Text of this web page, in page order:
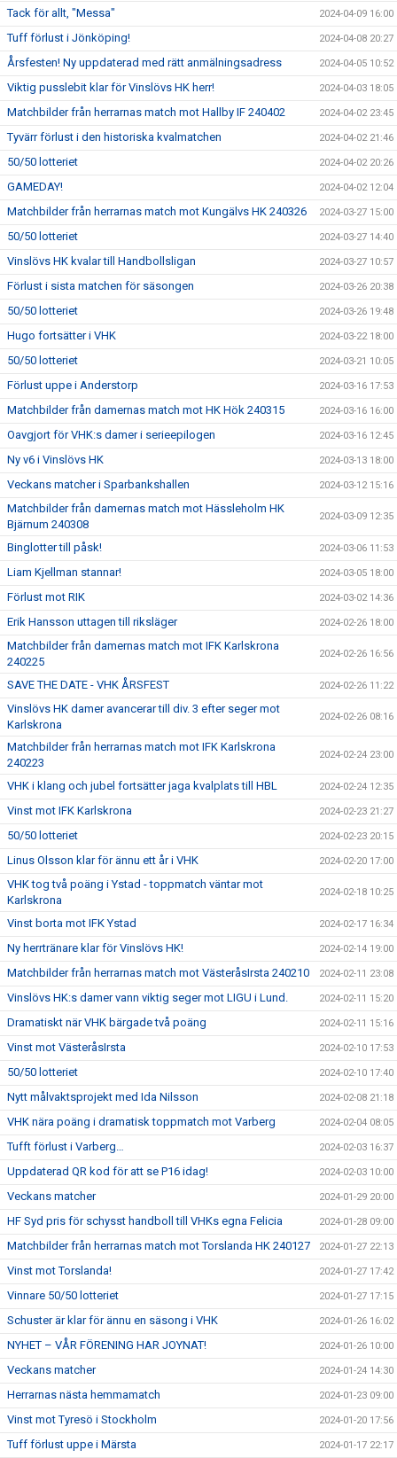
Tack för allt, "Messa" 2024-04-09 16:00
Tuff förlust i Jönköping! 2024-04-08 20:27
Årsfesten! Ny uppdaterad med rätt anmälningsadress 2024-04-05 10:52
Viktig pusslebit klar för Vinslövs HK herr! 2024-04-03 18:05
Matchbilder från herrarnas match mot Hallby IF 240402 2024-04-02 23:45
Tyvärr förlust i den historiska kvalmatchen 2024-04-02 21:46
50/50 lotteriet 2024-04-02 20:26
GAMEDAY! 2024-04-02 12:04
Matchbilder från herrarnas match mot Kungälvs HK 240326 2024-03-27 15:00
50/50 lotteriet 2024-03-27 14:40
Vinslövs HK kvalar till Handbollsligan 2024-03-27 10:57
Förlust i sista matchen för säsongen 2024-03-26 20:38
50/50 lotteriet 2024-03-26 19:48
Hugo fortsätter i VHK 2024-03-22 18:00
50/50 lotteriet 2024-03-21 10:05
Förlust uppe i Anderstorp 2024-03-16 17:53
Matchbilder från damernas match mot HK Hök 240315 2024-03-16 16:00
Oavgjort för VHK:s damer i serieepilogen 2024-03-16 12:45
Ny v6 i Vinslövs HK 2024-03-13 18:00
Veckans matcher i Sparbankshallen 2024-03-12 15:16
Matchbilder från damernas match mot Hässleholm HK
Bjärnum 240308
2024-03-09 12:35
Binglotter till påsk! 2024-03-06 11:53
Liam Kjellman stannar! 2024-03-05 18:00
Förlust mot RIK 2024-03-02 14:36
Erik Hansson uttagen till riksläger 2024-02-26 18:00
Matchbilder från damernas match mot IFK Karlskrona
240225
2024-02-26 16:56
SAVE THE DATE - VHK ÅRSFEST 2024-02-26 11:22
Vinslövs HK damer avancerar till div. 3 efter seger mot
Karlskrona
2024-02-26 08:16
Matchbilder från herrarnas match mot IFK Karlskrona
240223
2024-02-24 23:00
VHK i klang och jubel fortsätter jaga kvalplats till HBL 2024-02-24 12:35
Vinst mot IFK Karlskrona 2024-02-23 21:27
50/50 lotteriet 2024-02-23 20:15
Linus Olsson klar för ännu ett år i VHK 2024-02-20 17:00
VHK tog två poäng i Ystad - toppmatch väntar mot
Karlskrona
2024-02-18 10:25
Vinst borta mot IFK Ystad 2024-02-17 16:34
Ny herrtränare klar för Vinslövs HK! 2024-02-14 19:00
Matchbilder från herrarnas match mot VästeråsIrsta 240210 2024-02-11 23:08
Vinslövs HK:s damer vann viktig seger mot LIGU i Lund. 2024-02-11 15:20
Dramatiskt när VHK bärgade två poäng 2024-02-11 15:16
Vinst mot VästeråsIrsta 2024-02-10 17:53
50/50 lotteriet 2024-02-10 17:40
Nytt målvaktsprojekt med Ida Nilsson 2024-02-08 21:18
VHK nära poäng i dramatisk toppmatch mot Varberg 2024-02-04 08:05
Tufft förlust i Varberg… 2024-02-03 16:37
Uppdaterad QR kod för att se P16 idag! 2024-02-03 10:00
Veckans matcher 2024-01-29 20:00
HF Syd pris för schysst handboll till VHKs egna Felicia 2024-01-28 09:00
Matchbilder från herrarnas match mot Torslanda HK 240127 2024-01-27 22:13
Vinst mot Torslanda! 2024-01-27 17:42
Vinnare 50/50 lotteriet 2024-01-27 17:15
Schuster är klar för ännu en säsong i VHK 2024-01-26 16:02
NYHET – VÅR FÖRENING HAR JOYNAT! 2024-01-26 10:00
Veckans matcher 2024-01-24 14:30
Herrarnas nästa hemmamatch 2024-01-23 09:00
Vinst mot Tyresö i Stockholm 2024-01-20 17:56
Tuff förlust uppe i Märsta 2024-01-17 22:17